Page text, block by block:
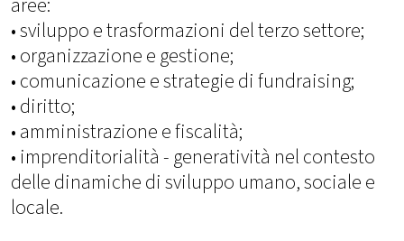
• sviluppo e trasformazioni del terzo settore;
• organizzazione e gestione;
• comunicazione e strategie di fundraising;
• diritto;
• amministrazione e fiscalità;
• imprenditorialità - generatività nel contesto
delle dinamiche di sviluppo umano, sociale e
locale.